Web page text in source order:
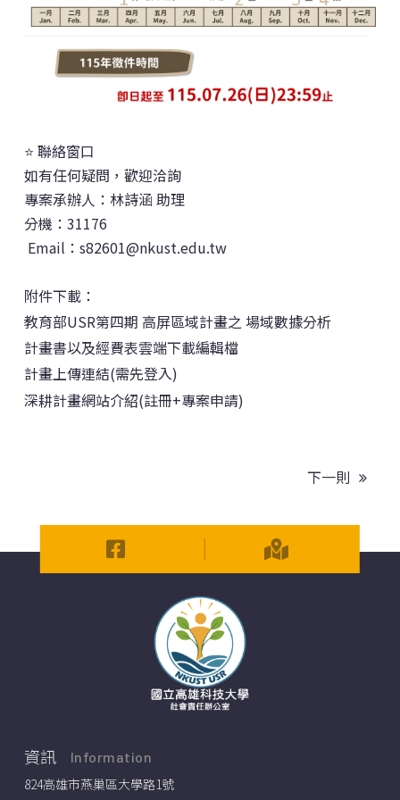
⭐ 聯絡窗口
如有任何疑問，歡迎洽詢
專案承辦人：林詩涵 助理
分機：31176
Email：s82601@nkust.edu.tw
附件下載：
教育部USR第四期 高屏區域計畫之 場域數據分析
計畫書以及經費表雲端下載編輯檔
計畫上傳連結(需先登入)
深耕計畫網站介紹(註冊+專案申請)
下一則
資訊 Information
824高雄市燕巢區大學路1號